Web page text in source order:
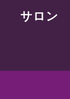
サロン